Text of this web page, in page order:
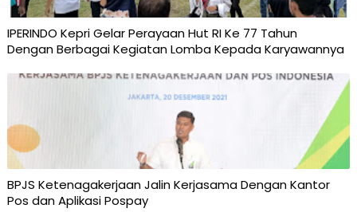
IPERINDO Kepri Gelar Perayaan Hut RI Ke 77 Tahun
Dengan Berbagai Kegiatan Lomba Kepada Karyawannya
BPJS Ketenagakerjaan Jalin Kerjasama Dengan Kantor
Pos dan Aplikasi Pospay